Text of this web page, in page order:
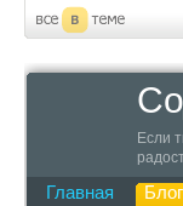
Если
Главная Блог